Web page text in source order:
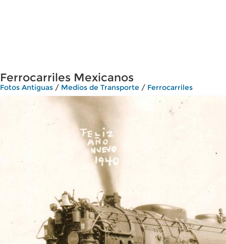
Ferrocarriles Mexicanos
Fotos Antiguas / Medios de Transporte / Ferrocarriles